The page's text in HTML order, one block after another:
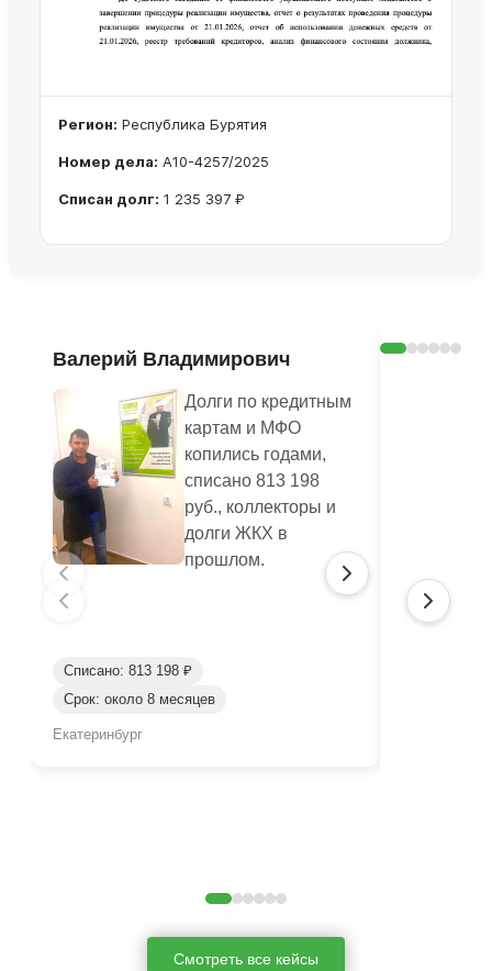
Регион: Республика Бурятия
Номер дела: А10-4257/2025
Списан долг: 1 235 397 ₽
Валерий Владимирович
Долги по кредитным
картам и МФО
копились годами,
списано 813 198
руб., коллекторы и
долги ЖКХ в
прошлом.
Списано: 813 198 ₽
Срок: около 8 месяцев
Екатеринбург
Смотреть все кейсы